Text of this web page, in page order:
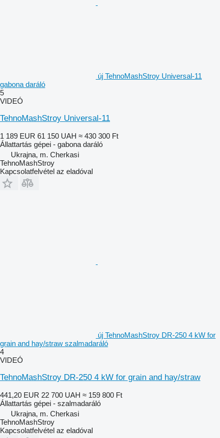
új TehnoMashStroy Universal-11
gabona daráló
5
VIDEÓ
TehnoMashStroy Universal-11
1 189 EUR 61 150 UAH ≈ 430 300 Ft
Állattartás gépei - gabona daráló
Ukrajna, m. Cherkasi
TehnoMashStroy
Kapcsolatfelvétel az eladóval
új TehnoMashStroy DR-250 4 kW for
grain and hay/straw szalmadaráló
4
VIDEÓ
TehnoMashStroy DR-250 4 kW for grain and hay/straw
441,20 EUR 22 700 UAH ≈ 159 800 Ft
Állattartás gépei - szalmadaráló
Ukrajna, m. Cherkasi
TehnoMashStroy
Kapcsolatfelvétel az eladóval